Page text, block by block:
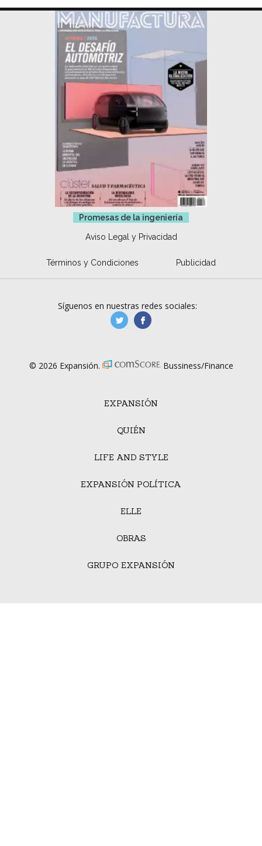
Promesas de la ingeniería
Aviso Legal y Privacidad
Términos y Condiciones Publicidad
EXPANSIÓN
QUIÉN
LIFE AND STYLE
EXPANSIÓN POLÍTICA
ELLE
OBRAS
GRUPO EXPANSIÓN
Síguenos en nuestras redes sociales:
manufacturaGE
© 2026 Expansión. Bussiness/Finance